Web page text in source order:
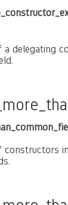
a delegating
constructors